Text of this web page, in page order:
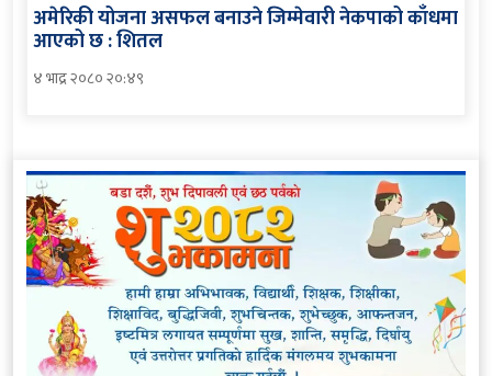
अमेरिकी योजना असफल बनाउने जिम्मेवारी नेकपाको काँधमा
आएको छ : शितल
४ भाद्र २०८० २०:४९